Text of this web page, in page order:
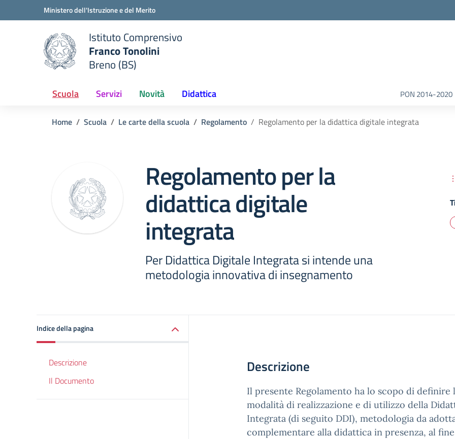
Vai ai contenuti
Vai al menu di navigazioneMinistero dell'Istruzione e del Merito
scuola
Istituto Comprensivo
Franco Tonolini
Breno (BS)
Scuola Servizi Novità Didattica PON 2014-2020
Home Scuola Le carte della scuola Regolamento Regolamento per la didattica digitale integrata
Regolamento per la
didattica digitale
integrata
Per Didattica Digitale Integrata si intende una
metodologia innovativa di insegnamento
Indice della pagina
Descrizione
Il Documento
Descrizione
Il presente Regolamento ha lo scopo di definire
modalità di realizzazione e di utilizzo della
Integrata (di seguito DDI), metodologia da
complementare alla didattica in presenza, al